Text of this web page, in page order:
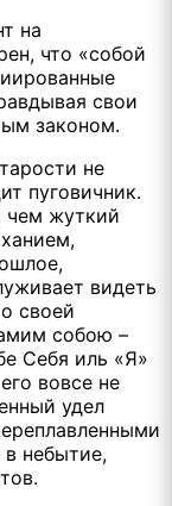
на
что «собой
свои
законом.
не
пуговичник.
чем жуткий
видеть
своей
собою –
Себя иль «Я»
вовсе не
удел
небытие,